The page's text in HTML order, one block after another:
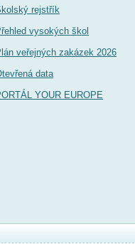
rejstřík
vysokých škol
veřejných zakázek 2026
data
YOUR EUROPE